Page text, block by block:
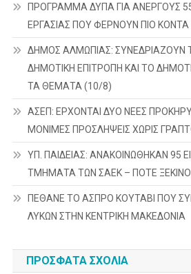
ΠΡΟΓΡΑΜΜΑ ΔΥΠΑ ΓΙΑ ΑΝΕΡΓΟΥΣ
ΕΡΓΑΣΙΑΣ ΠΟΥ ΦΕΡΝΟΥΝ ΠΙΟ
ΔΗΜΟΣ ΑΛΜΩΠΙΑΣ: ΣΥΝΕΔΡΙΑΖΟΥΝ
ΔΗΜΟΤΙΚΗ ΕΠΙΤΡΟΠΗ ΚΑΙ ΤΟ
ΤΑ ΘΕΜΑΤΑ (10/8)
ΑΣΕΠ: ΕΡΧΟΝΤΑΙ ΔΥΟ ΝΕΕΣ
ΜΟΝΙΜΕΣ ΠΡΟΣΛΗΨΕΙΣ ΧΩΡΙΣ
ΥΠ. ΠΑΙΔΕΙΑΣ: ΑΝΑΚΟΙΝΩΘΗΚΑΝ 95
ΤΜΗΜΑΤΑ ΤΩΝ ΣΑΕΚ – ΠΟΤΕ
ΠΕΘΑΝΕ ΤΟ ΑΣΠΡΟ ΚΟΥΤΑΒΙ ΠΟΥ
ΛΥΚΩΝ ΣΤΗΝ ΚΕΝΤΡΙΚΗ ΜΑΚΕΔΟΝΙΑ
ΠΡΌΣΦΑΤΑ ΣΧΌΛΙΑ